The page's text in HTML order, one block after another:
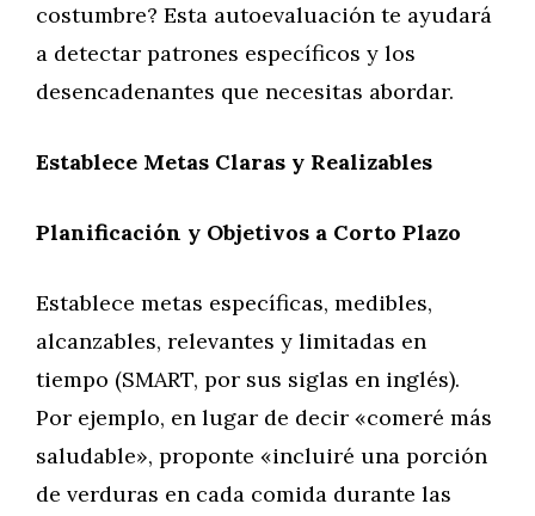
costumbre? Esta autoevaluación te ayudará
a detectar patrones específicos y los
desencadenantes que necesitas abordar.
Establece Metas Claras y Realizables
Planificación y Objetivos a Corto Plazo
Establece metas específicas, medibles,
alcanzables, relevantes y limitadas en
tiempo (SMART, por sus siglas en inglés).
Por ejemplo, en lugar de decir «comeré más
saludable», proponte «incluiré una porción
de verduras en cada comida durante las